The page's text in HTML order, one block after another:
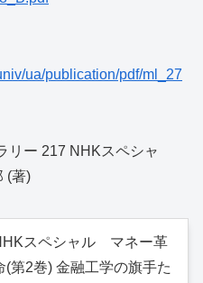
ua/publication/pdf/ml_27
リー 217 NHKスペシャ
(著)
スペシャル マネー革
(第2巻) 金融工学の旗手た